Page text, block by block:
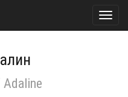
Adaline